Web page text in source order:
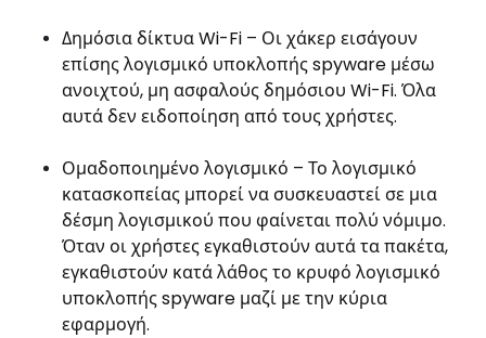
Δημόσια δίκτυα Wi-Fi – Οι χάκερ εισάγουν
επίσης λογισμικό υποκλοπής spyware μέσω
ανοιχτού, μη ασφαλούς δημόσιου Wi-Fi. Όλα
αυτά δεν ειδοποίηση από τους χρήστες.
Ομαδοποιημένο λογισμικό – Το λογισμικό
κατασκοπείας μπορεί να συσκευαστεί σε μια
δέσμη λογισμικού που φαίνεται πολύ νόμιμο.
Όταν οι χρήστες εγκαθιστούν αυτά τα πακέτα,
εγκαθιστούν κατά λάθος το κρυφό λογισμικό
υποκλοπής spyware μαζί με την κύρια
εφαρμογή.